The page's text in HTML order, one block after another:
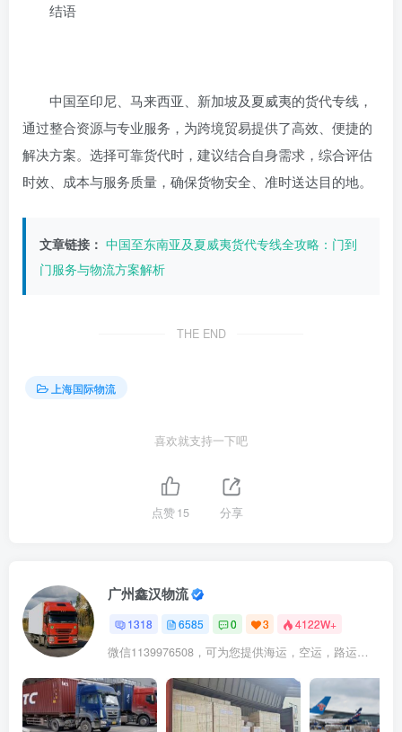
结语
中国至印尼、马来西亚、新加坡及夏威夷的货代专线，
通过整合资源与专业服务，为跨境贸易提供了高效、便捷的
解决方案。选择可靠货代时，建议结合自身需求，综合评估
时效、成本与服务质量，确保货物安全、准时送达目的地。
文章链接： 中国至东南亚及夏威夷货代专线全攻略：门到
门服务与物流方案解析
THE END
上海国际物流
喜欢就支持一下吧
点赞15 分享
广州鑫汉物流
1318 6585 0 3 4122W+
微信1139976508，可为您提供海运，空运，路运，铁路运输